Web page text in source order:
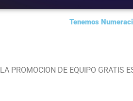
Tenemos
LA PROMOCION DE EQUIPO GRATIS